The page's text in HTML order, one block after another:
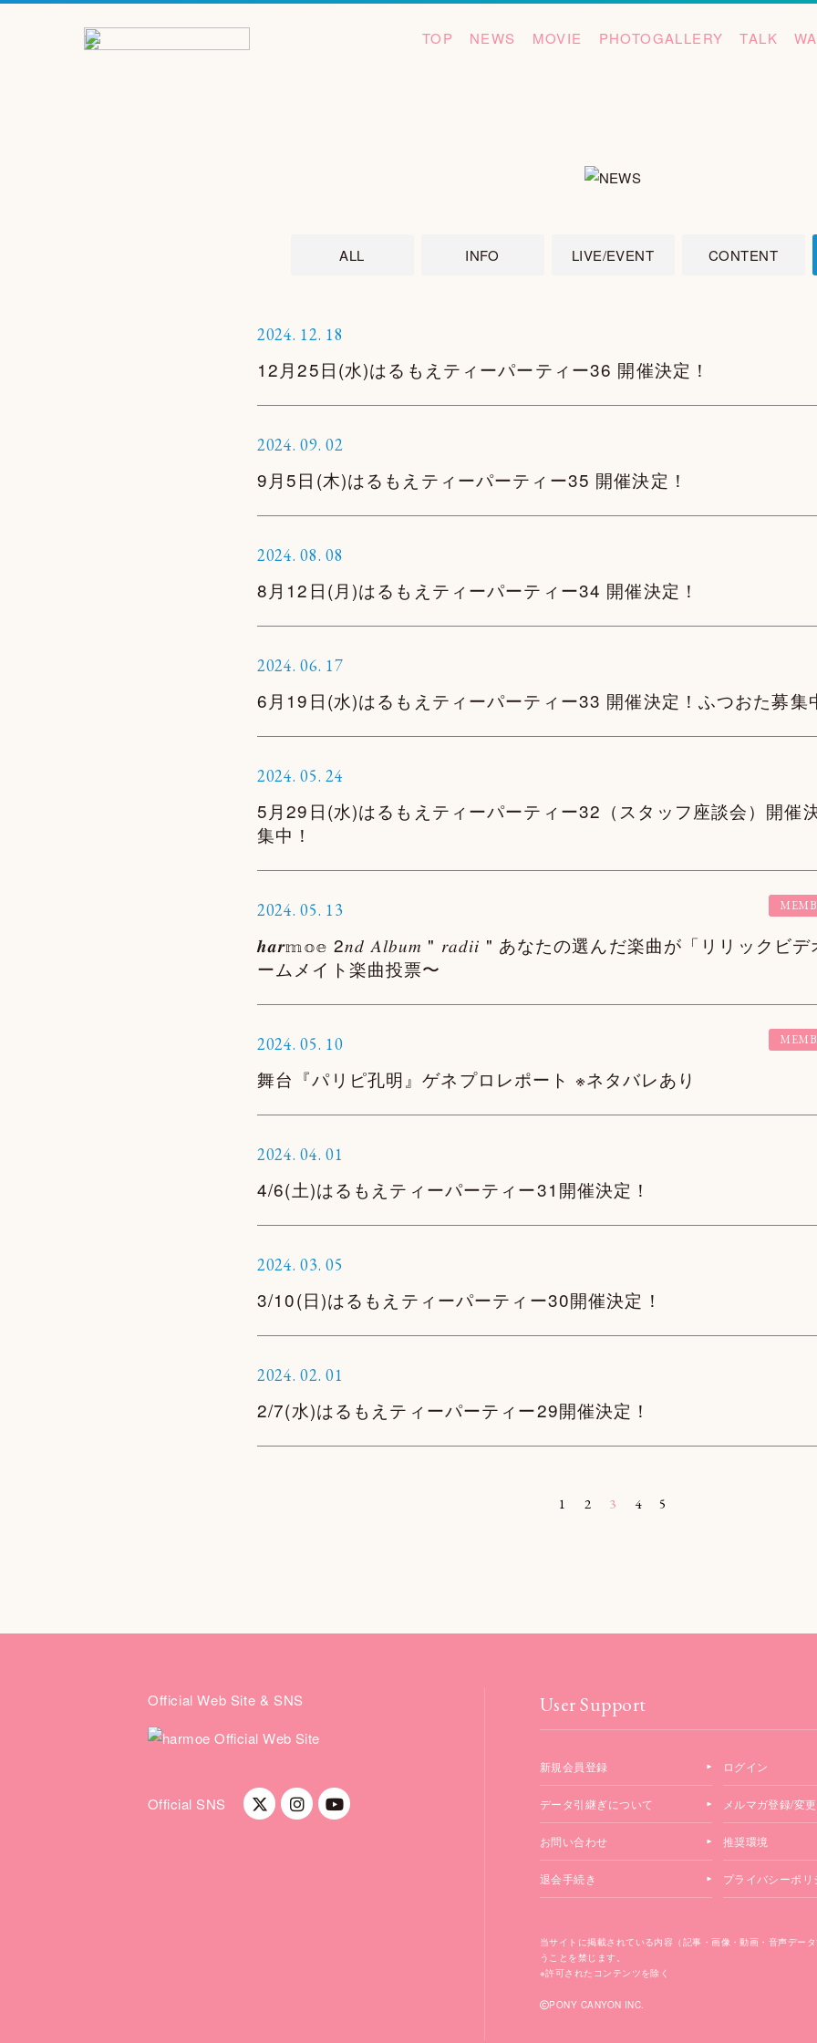
TOP NEWS MOVIE PHOTOGALLERY TALK
ALL INFO LIVE/EVENT CONTENT
2024. 12. 18
12月25日(水)はるもえティーパーティー36 開催決定！
2024. 09.02
9月5日(木)はるもえティーパーティー35 開催決定！
2024. 08.08
8月12日(月)はるもえティーパーティー34 開催決定！
2024. 06. 17
6月19日(水)はるもえティーパーティー33 開催決定！ふつおた募集
2024. 05.24
5月29日(水)はるもえティーパーティー32（スタッフ座談会）開催
集中！
2024. 05. 13
𝒉𝒂𝒓𝕞𝕠𝕖 2𝑛𝑑 𝐴𝑙𝑏𝑢𝑚 " 𝑟𝑎𝑑𝑖𝑖 " あなたの選んだ楽曲が「リリックビ
ームメイト楽曲投票〜
2024. 05. 10
舞台『パリピ孔明』ゲネプロレポート ※ネタバレあり
2024. 04.01
4/6(土)はるもえティーパーティー31開催決定！
2024. 03.05
3/10(日)はるもえティーパーティー30開催決定！
2024. 02.01
2/7(水)はるもえティーパーティー29開催決定！
1 2 3 4 5
Official Web Site & SNS
Official SNS
User Support
新規会員登録 ログイン
データ引継ぎについて メルマガ登録/変
お問い合わせ 推奨環境
退会手続き プライバシーポリ
当サイトに掲載されている内容（記事・画像・動画・音声デー
うことを禁じます。
※許可されたコンテンツを除く
PONY CANYON INC.